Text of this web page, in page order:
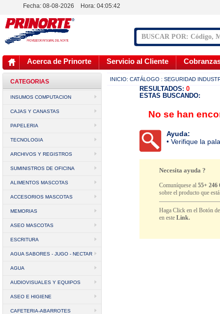
Fecha: 08-08-2026 Hora: 04:05:42
Acerca de Prinorte Servicio al Cliente
CATEGORIAS
INSUMOS COMPUTACION
CAJAS Y CANASTAS
PAPELERIA
TECNOLOGIA
ARCHIVOS Y REGISTROS
SUMINISTROS DE OFICINA
ALIMENTOS MASCOTAS
ACCESORIOS MASCOTAS
MEMORIAS
ASEO MASCOTAS
ESCRITURA
AGUA SABORES - JUGO - NECTAR
AGUA
AUDIOVISUALES Y EQUIPOS
ASEO E HIGIENE
CAFETERIA-ABARROTES
INICIO: CATÁLOGO : SEGURIDAD
RESULTADOS: 0
ESTAS BUSCANDO:
No se han
Ayuda:
• Verifique la
Necesita ayuda ?
Comuníquese al55+ 246
sobre el producto que
Haga Click en el Botón
en esteLink.